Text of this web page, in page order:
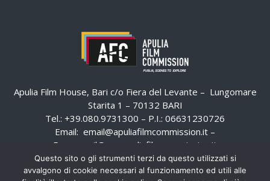
Apulia Film House, Bari c/o Fiera del Levante – Lungomare
Starita 1 – 70132 BARI
Tel.: +39.080.9731300 – P.I.: 06631230726
Email: email@apuliafilmcommission.it –
Pec:
email@pec.apuliafilmcommission.it
Questo sito o gli strumenti terzi da questo utilizzati si
avvalgono di cookie necessari al funzionamento ed utili alle